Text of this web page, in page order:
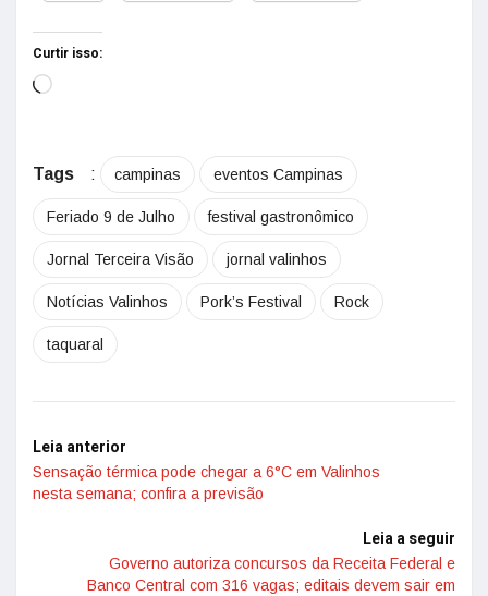
Curtir isso:
Tags : campinas eventos Campinas
Feriado 9 de Julho festival gastronômico
Jornal Terceira Visão jornal valinhos
Notícias Valinhos Pork’s Festival Rock
taquaral
Leia anterior
Sensação térmica pode chegar a 6°C em Valinhos
nesta semana; confira a previsão
Leia a seguir
Governo autoriza concursos da Receita Federal e
Banco Central com 316 vagas; editais devem sair em